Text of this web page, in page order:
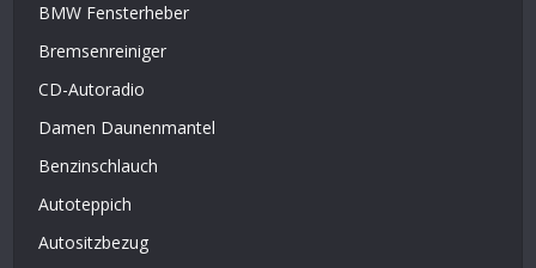
BMW Fensterheber
Bremsenreiniger
CD-Autoradio
Damen Daunenmantel
Benzinschlauch
Autoteppich
Autositzbezug